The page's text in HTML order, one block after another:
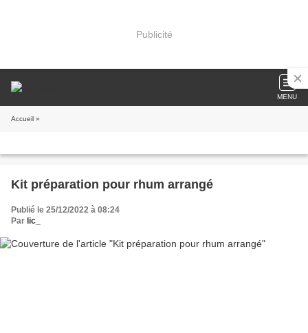
Publicité
MENU
Accueil »
Kit préparation pour rhum arrangé
Publié le 25/12/2022 à 08:24
Par lic_